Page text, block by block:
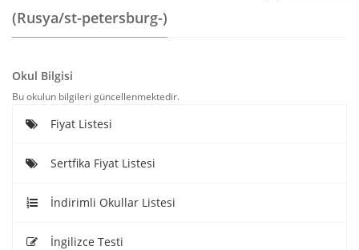
(Rusya/st-petersburg-)
Okul Bilgisi
Bu okulun bilgileri güncellenmektedir.
Fiyat Listesi
Sertfika Fiyat Listesi
İndirimli Okullar Listesi
İngilizce Testi